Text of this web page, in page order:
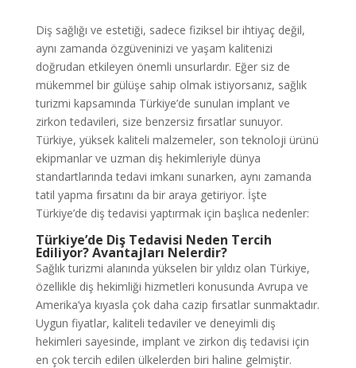
Diş sağlığı ve estetiği, sadece fiziksel bir ihtiyaç değil,
aynı zamanda özgüveninizi ve yaşam kalitenizi
doğrudan etkileyen önemli unsurlardır. Eğer siz de
mükemmel bir gülüşe sahip olmak istiyorsanız, sağlık
turizmi kapsamında Türkiye’de sunulan implant ve
zirkon tedavileri, size benzersiz fırsatlar sunuyor.
Türkiye, yüksek kaliteli malzemeler, son teknoloji ürünü
ekipmanlar ve uzman diş hekimleriyle dünya
standartlarında tedavi imkanı sunarken, aynı zamanda
tatil yapma fırsatını da bir araya getiriyor. İşte
Türkiye’de diş tedavisi yaptırmak için başlıca nedenler:
Türkiye’de Diş Tedavisi Neden Tercih
Ediliyor? Avantajları Nelerdir?
Sağlık turizmi alanında yükselen bir yıldız olan Türkiye,
özellikle diş hekimliği hizmetleri konusunda Avrupa ve
Amerika’ya kıyasla çok daha cazip fırsatlar sunmaktadır.
Uygun fiyatlar, kaliteli tedaviler ve deneyimli diş
hekimleri sayesinde, implant ve zirkon diş tedavisi için
en çok tercih edilen ülkelerden biri haline gelmiştir.